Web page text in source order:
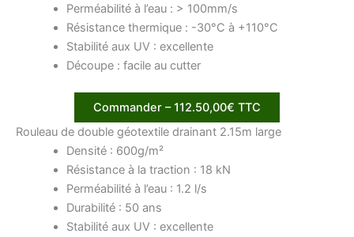
Perméabilité à l’eau : > 100mm/s
Résistance thermique : -30°C à +110°C
Stabilité aux UV : excellente
Découpe : facile au cutter
Commander – 112.50,00€ TTC
Rouleau de double géotextile drainant 2.15m large
Densité : 600g/m²
Résistance à la traction : 18 kN
Perméabilité à l’eau : 1.2 l/s
Durabilité : 50 ans
Stabilité aux UV : excellente